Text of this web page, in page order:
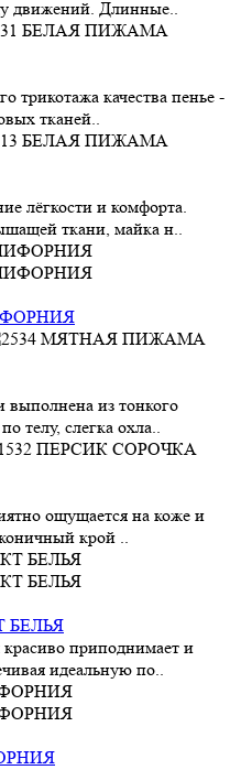
движений. Длинные..
трикотажа качества пенье -
тканей..
лёгкости и комфорта.
ткани, майка н..
из тонкого
телу, слегка охла..
ощущается на коже и
крой ..
БЕЛЬЯ
приподнимает и
идеальную по..